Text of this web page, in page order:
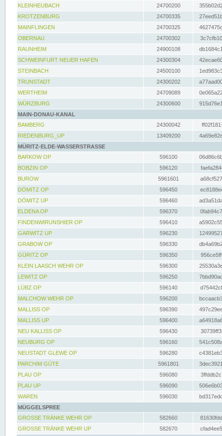
KLEINHEUBACH 24700200
KROTZENBURG
24700335
MAINFLINGEN
24700325
OBERNAU
24700302
RAUNHEIM
24900108
SCHWEINFURT NEUER HAFEN
24300304
STEINBACH
24500100
TRUNSTADT
24300202
WERTHEIM
24709089
WÜRZBURG
24300600
MAIN-DONAU-KANAL
BAMBERG
24300042
RIEDENBURG_UP
13409200
MÜRITZ-ELDE-WASSERSTRASSE
BARKOW OP
596100
BOBZIN OP
596120
BUROW
5961601
DÖMITZ OP
596450
DÖMITZ UP
596460
ELDENA OP
596370
FINDENWIRUNSHIER OP
596410
GARWITZ UP
596230
GRABOW OP
596330
GÜRITZ OP
596350
KLEIN LAASCH WEHR OP
596300
LEWITZ OP
596250
LÜBZ OP
596140
MALCHOW WEHR OP
596200
MALLISS OP
596390
MALLISS UP
596400
NEU KALLISS OP
596430
NEUBURG OP
596160
NEUSTADT GLEWE OP
596280
PARCHIM GÜTE
5961801
PLAU OP
596080
PLAU UP
596090
WAREN
596030
MÜGGELSPREE
GROSSE TRÄNKE WEHR OP
582660
GROSSE TRÄNKE WEHR UP
582670